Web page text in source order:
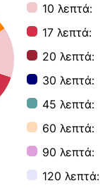
10 λεπτά:
17 λεπτά:
20 λεπτά:
30 λεπτά:
45 λεπτά:
60 λεπτά:
90 λεπτά:
120 λεπτά: